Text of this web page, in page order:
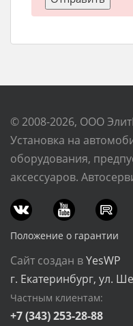
© 2008-2026, ООО
Установка на
оборудования,
аксессуаров.
Положение о гарантии
Сайт создан вYesWP
г. Екатеринбург, ул.
Частным клиентам:
+7 (343) 253-28-88